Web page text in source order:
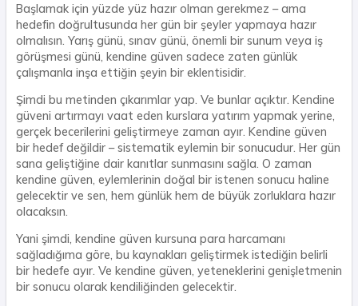
Başlamak için yüzde yüz hazır olman gerekmez – ama
hedefin doğrultusunda her gün bir şeyler yapmaya hazır
olmalısın. Yarış günü, sınav günü, önemli bir sunum veya iş
görüşmesi günü, kendine güven sadece zaten günlük
çalışmanla inşa ettiğin şeyin bir eklentisidir.
Şimdi bu metinden çıkarımlar yap. Ve bunlar açıktır. Kendine
güveni artırmayı vaat eden kurslara yatırım yapmak yerine,
gerçek becerilerini geliştirmeye zaman ayır. Kendine güven
bir hedef değildir – sistematik eylemin bir sonucudur. Her gün
sana geliştiğine dair kanıtlar sunmasını sağla. O zaman
kendine güven, eylemlerinin doğal bir istenen sonucu haline
gelecektir ve sen, hem günlük hem de büyük zorluklara hazır
olacaksın.
Yani şimdi, kendine güven kursuna para harcamanı
sağladığıma göre, bu kaynakları geliştirmek istediğin belirli
bir hedefe ayır. Ve kendine güven, yeteneklerini genişletmenin
bir sonucu olarak kendiliğinden gelecektir.